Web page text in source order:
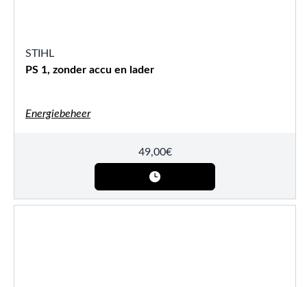
STIHL
PS 1, zonder accu en lader
Energiebeheer
49,00€